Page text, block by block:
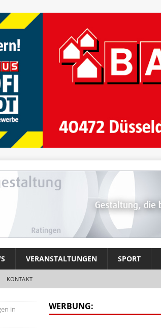
VERANSTALTUNGEN SPORT
KONTAKT
in
WERBUNG: